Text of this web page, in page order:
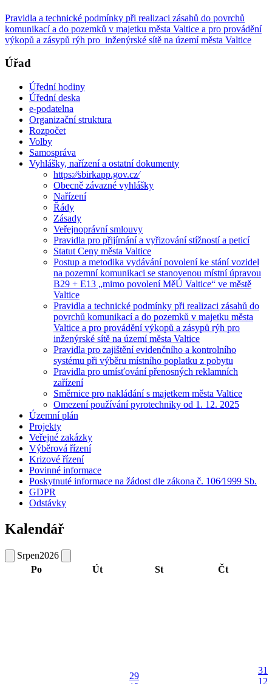
Pravidla a technické podmínky při realizaci zásahů do povrchů
komunikací a do pozemků v majetku města Valtice a pro provádění
výkopů a zásypů rýh pro inženýrské sítě na území města Valtice
Úřad
Úřední hodiny
Úřední deska
e-podatelna
Organizační struktura
Rozpočet
Volby
Samospráva
Vyhlášky, nařízení a ostatní dokumenty
https:⁄⁄sbirkapp.gov.cz⁄
Obecně závazné vyhlášky
Nařízení
Řády
Zásady
Veřejnoprávní smlouvy
Pravidla pro přijímání a vyřizování stížností a peticí
Statut Ceny města Valtice
Postup a metodika vydávání povolení ke stání vozidel
na pozemní komunikaci se stanovenou místní úpravou
B29 + E13 „mimo povolení MěÚ Valtice“ ve městě
Valtice
Pravidla a technické podmínky při realizaci zásahů do
povrchů komunikací a do pozemků v majetku města
Valtice a pro provádění výkopů a zásypů rýh pro
inženýrské sítě na území města Valtice
Pravidla pro zajištění evidenčního a kontrolního
systému při výběru místního poplatku z pobytu
Pravidla pro umísťování přenosných reklamních
zařízení
Směrnice pro nakládání s majetkem města Valtice
Omezení používání pyrotechniky od 1. 12. 2025
Územní plán
Projekty
Veřejné zakázky
Výběrová řízení
Krizové řízení
Povinné informace
Poskytnuté informace na žádost dle zákona č. 106⁄1999 Sb.
GDPR
Odstávky
Kalendář
Srpen2026
Po
Út St Čt
29
31
12